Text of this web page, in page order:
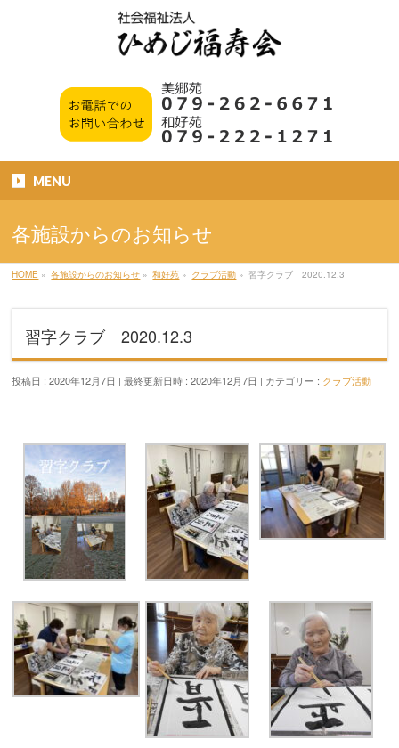
MENU
各施設からのお知らせ
HOME » 各施設からのお知らせ » 和好苑 » クラブ活動 » 習字クラブ 2020.12.3
習字クラブ 2020.12.3
投稿日 : 2020年12月7日 最終更新日時 : 2020年12月7日 カテゴリー : クラブ活動